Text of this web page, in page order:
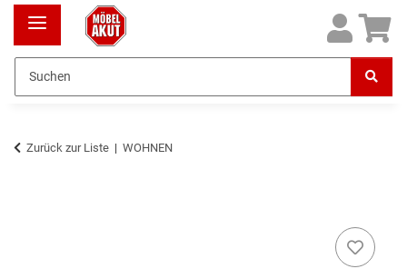
Zurück zur Liste WOHNEN